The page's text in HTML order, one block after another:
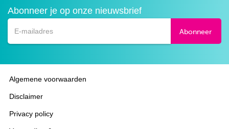
Facebook
Abonneer je op onze nieuwsbrief
Abonneer
Algemene voorwaarden
Disclaimer
Privacy policy